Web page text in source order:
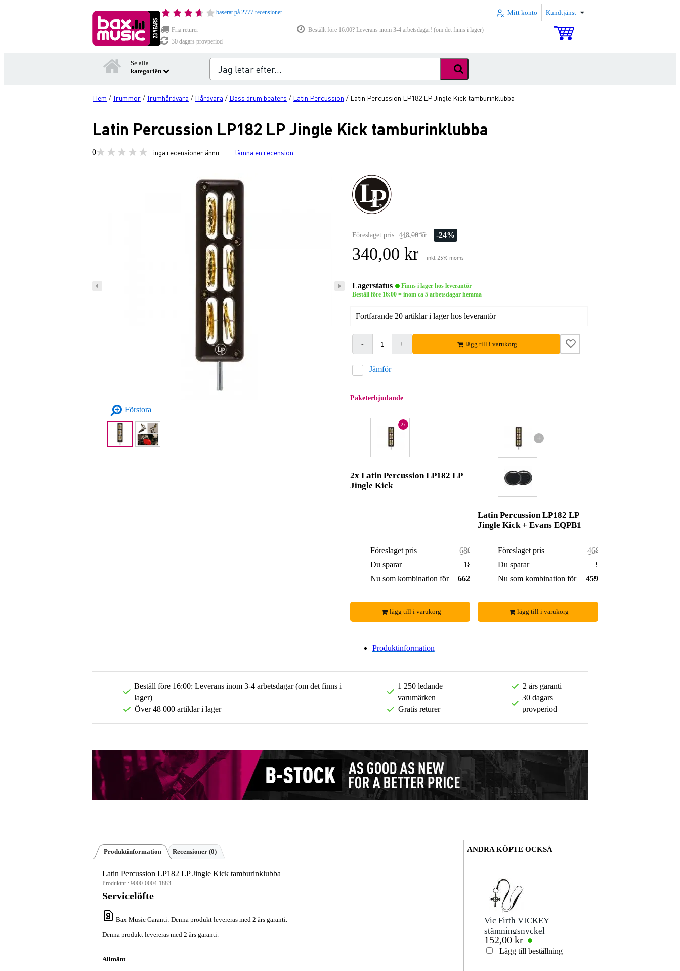
baserat på 2777 recensioner Mitt konto Kundtjänst
Fria returer
Beställt före 16:00? Leverans inom 3-4 arbetsdagar! (om det finns i lager)
30 dagars provperiod
Se alla
kategoriën
Hem /Trummor /Trumhårdvara / Hårdvara / Bass drum beaters / Latin Percussion / Latin Percussion LP182 LP Jingle Kick tamburinklubba
Latin Percussion LP182 LP Jingle Kick tamburinklubba
0 inga recensioner ännu lämna en recension
Förstora
Föreslaget pris 448,00 kr -24%
340,00 kr inkl. 25% moms
Lagerstatus
Finns i lager hos leverantör
Beställ före 16:00 = inom ca 5 arbetsdagar hemma
Fortfarande 20 artiklar i lager hos leverantör
- + lägg till i varukorg
Jämför
Paketerbjudande
2x
2x Latin Percussion LP182 LP
Jingle Kick
Föreslaget pris
680,00 kr
Du sparar
18,00 kr
Nu som kombination för
662,00 kr
lägg till i varukorg
+
Latin Percussion LP182 LP
Jingle Kick + Evans EQPB1
Föreslaget pris
468,00 kr
Du sparar
9,00 kr
Nu som kombination för
459,00 kr
lägg till i varukorg
Produktinformation
Beställ före 16:00: Leverans inom 3-4 arbetsdagar (om det finns i
lager)
Över 48 000 artiklar i lager
1 250 ledande
varumärken
Gratis returer
2 års garanti
30 dagars
provperiod
Produktinformation Recensioner (0)
Latin Percussion LP182 LP Jingle Kick tamburinklubba
Produktnr.: 9000-0004-1883
Servicelöfte
Bax Music Garanti: Denna produkt levereras med 2 års garanti.
Denna produkt levereras med 2 års garanti.
Allmänt
Lämna en recension
Smeknamn
Betyg
Det finns ännu inga recensioner för denna produkt.
ANDRA KÖPTE OCKSÅ
Vic Firth VICKEY
stämningsnyckel
till trummor
152,00 kr
Lägg till beställning